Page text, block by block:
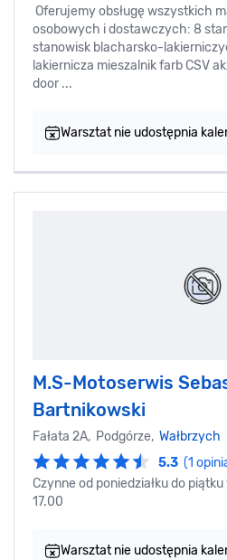
Oferujemy obsługę wszystkich
osobowych i dostawczych: 8
stanowisk blacharsko-
lakiernicza mieszalnik farb CSV
door ...
Warsztat nie udostępnia
M.S-Motoserwis
Bartnikowski
Fałata 2A, Podgórze, Wałbrzych
5.3 (1
Czynne od poniedziałku do
17.00
Warsztat nie udostępnia